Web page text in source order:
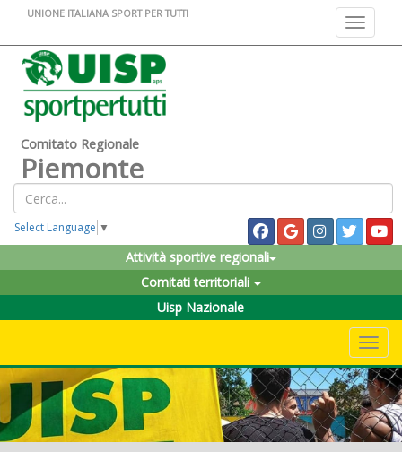
Toggle
UNIONE ITALIANA SPORT PER TUTTI
Comitato Regionale
Piemonte
Select Language ▼
Attività sportive regionali
Comitati territoriali
Uisp Nazionale